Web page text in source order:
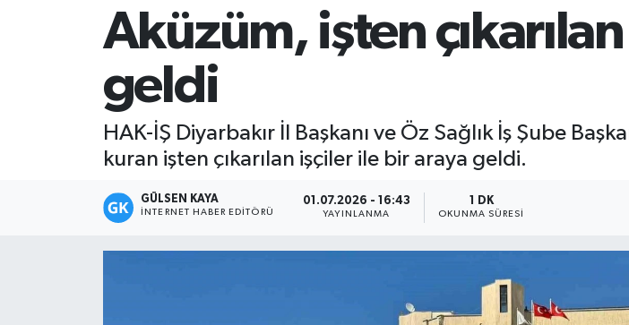
Aküzüm, işten
geldi
HAK-İŞ Diyarbakır İl Başkanı ve Öz Sağlık İş Şube
kuran işten çıkarılan işçiler ile bir araya geldi.
GÜLSEN KAYA
İNTERNET HABER EDITÖRÜ
01.07.2026 - 16:43
YAYINLANMA
1 DK
OKUNMA SÜRESI
Magazin
Mersin Tarihi
Özel Haber
Politika